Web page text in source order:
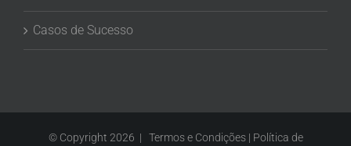
Casos de Sucesso
© Copyright 2026 | Termos e Condições| Política de